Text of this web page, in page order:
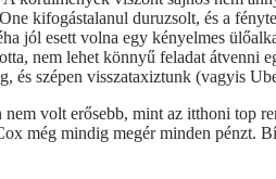
kifogástalanul duruzsolt, és a
jól esett volna egy kényelmes
nem lehet könnyű feladat átvenni
és szépen visszataxiztunk (vagyis
volt erősebb, mint az itthoni top
még mindig megér minden